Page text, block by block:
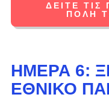
ΔΕΊΤΕ ΤΙΣ
ΠΌΛΗ
ΗΜΈΡΑ 6:
ΕΘΝΙΚΌ